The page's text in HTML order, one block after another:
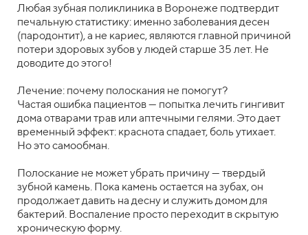
Любая зубная поликлиника в Воронеже подтвердит
печальную статистику: именно заболевания десен
(пародонтит), а не кариес, являются главной причиной
потери здоровых зубов у людей старше 35 лет. Не
доводите до этого!
Лечение: почему полоскания не помогут?
Частая ошибка пациентов — попытка лечить гингивит
дома отварами трав или аптечными гелями. Это дает
временный эффект: краснота спадает, боль утихает.
Но это самообман.
Полоскание не может убрать причину — твердый
зубной камень. Пока камень остается на зубах, он
продолжает давить на десну и служить домом для
бактерий. Воспаление просто переходит в скрытую
хроническую форму.